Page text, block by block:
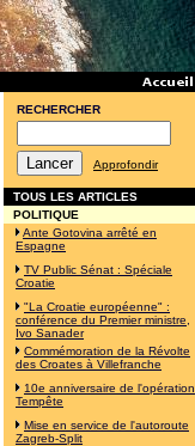
RECHERCHER
Approfondir
TOUS LES ARTICLES
POLITIQUE
Ante Gotovina arrêté en
Espagne
TV Public Sénat : Spéciale
Croatie
"La Croatie européenne" :
conférence du Premier ministre,
Ivo Sanader
Commémoration de la Révolte
des Croates à Villefranche
10e anniversaire de l'opération
Tempête
Mise en service de l'autoroute
Zagreb-Split